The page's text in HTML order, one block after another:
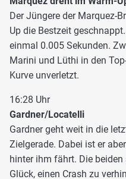
Der Jüngere der Marquez-
Up die Bestzeit
einmal 0.005 Sekunden.
Marini und Lüthi in den
Kurve unverletzt.
16:28 Uhr
Gardner/Locatelli
Gardner geht weit in die
Zielgerade. Dabei ist er
hinter ihm fährt. Die
Glück, einen Crash zu